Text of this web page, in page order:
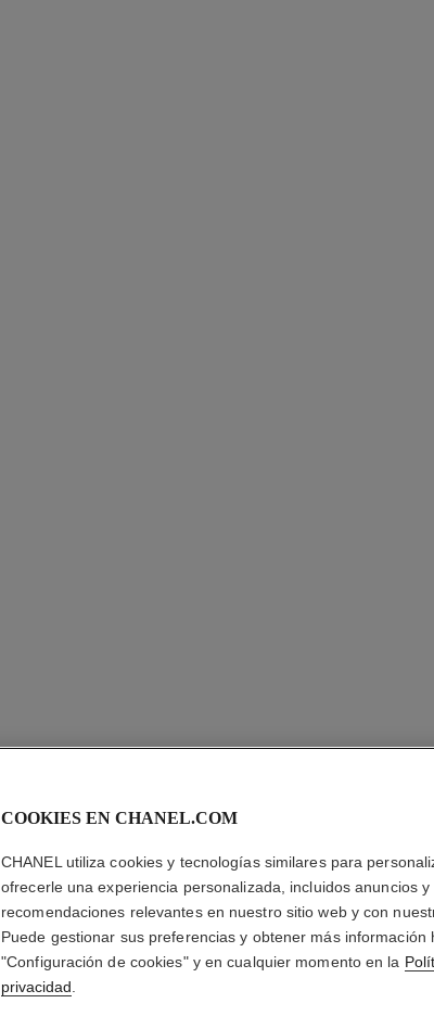
Ref.
COOKIES EN CHANEL.COM
CHANEL utiliza cookies y tecnologías similares para
ofrecerle una experiencia personalizada, incluidos anuncios y
recomendaciones relevantes en nuestro sitio web y con
Puede gestionar sus preferencias y obtener más información
"Configuración de cookies" y en cualquier momento en la
privacidad